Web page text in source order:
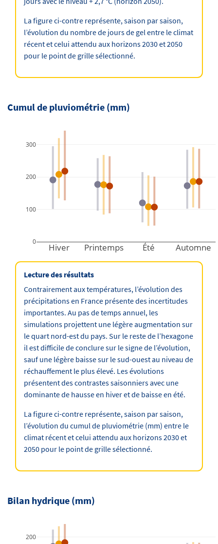
La figure ci-contre représente, saison par saison,
l’évolution du nombre de jours de gel entre le climat
récent et celui attendu aux horizons 2030 et 2050
pour le point de grille sélectionné.
Cumul de pluviométrie (mm)
Hiver Printemps Été Automne
0
100
200
300
Lecture des résultats
Contrairement aux températures, l’évolution des
précipitations en France présente des incertitudes
importantes. Au pas de temps annuel, les
simulations projettent une légère augmentation sur
le quart nord-est du pays. Sur le reste de l’hexagone
il est difficile de conclure sur le signe de l’évolution,
sauf une légère baisse sur le sud-ouest au niveau de
réchauffement le plus élevé. Les évolutions
présentent des contrastes saisonniers avec une
dominante de hausse en hiver et de baisse en été.
La figure ci-contre représente, saison par saison,
l’évolution du cumul de pluviométrie (mm) entre le
climat récent et celui attendu aux horizons 2030 et
2050 pour le point de grille sélectionné.
Bilan hydrique (mm)
200